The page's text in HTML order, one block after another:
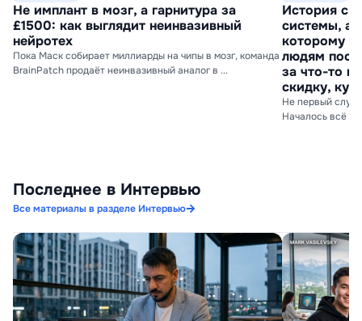
Не имплант в мозг, а гарнитура за
£1500: как выглядит неинвазивный
нейротех
Пока Маск собирает миллиарды на чипы в мозг, команда
BrainPatch продаёт неинвазивный аналог в ...
История с
системы, а
которому
людям
за что-то
скидку,
Не первый
Началось всё
Последнее в Интервью
Все материалы в разделе Интервью